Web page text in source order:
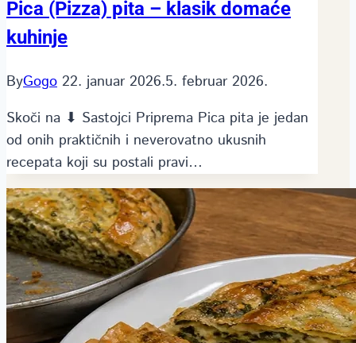
Pica (Pizza) pita – klasik domaće
kuhinje
ByGogo 22. januar 2026.5. februar 2026.
Skoči na ⬇ Sastojci Priprema Pica pita je jedan
od onih praktičnih i neverovatno ukusnih
recepata koji su postali pravi…